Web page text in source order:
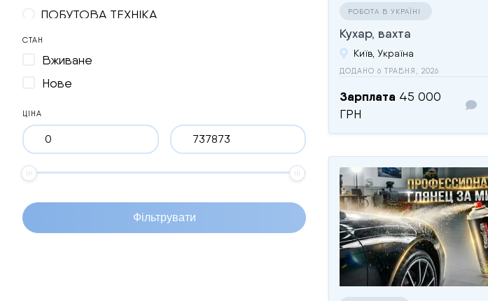
ПОБУТОВА ТЕХНІКА
ВІДДАМ ДАРОМ
ЕЛЕКТРОНІКА
ПРОДУКТИ ХАРЧУВАННЯ, НАПОЇ
СПОРТ
ТВАРИНИ ТА РОСЛИНИ
ЗНАЙОМСТВА
ХОБІ, ВІДПОЧИНОК
СТАН
Вживане
Нове
ЦІНА
Фільтрувати
РОБОТА В УКРАЇНІ
Кухар, вахта
Київ, Україна
ДОДАНО 6 ТРАВНЯ, 2026
Зарплата 45 000
ГРН